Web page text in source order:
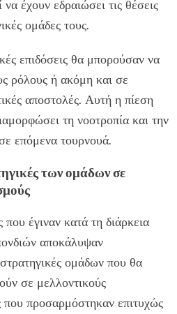
έχουν εδραιώσει τις θέσεις
ομάδες τους.
επιδόσεις θα μπορούσαν να
ρόλους ή ακόμη και σε
αποστολές. Αυτή η πίεση
τη νοοτροπία και την
επόμενα τουρνουά.
των ομάδων σε
έγιναν κατά τη διάρκεια
αποκάλυψαν
ομάδων που θα
σε μελλοντικούς
που προσαρμόστηκαν επιτυχώς